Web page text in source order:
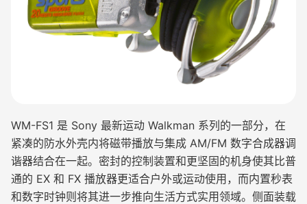
WM-FS1 是 Sony 最新运动 Walkman 系列的一部分，在
紧凑的防水外壳内将磁带播放与集成 AM/FM 数字合成器调
谐器结合在一起。密封的控制装置和更坚固的机身使其比普
通的 EX 和 FX 播放器更适合户外或运动使用，而内置秒表
和数字时钟则将其进一步推向生活方式实用领域。侧面装载